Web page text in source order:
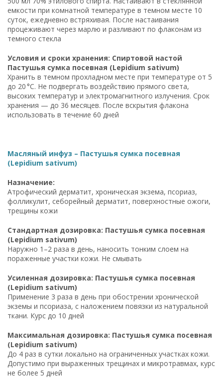
емкости при комнатной температуре в темном месте 10
суток, ежедневно встряхивая. После настаивания
процеживают через марлю и разливают по флаконам из
темного стекла
Условия и сроки хранения: Спиртовой настой
Пастушья сумка посевная (Lepidium sativum)
Хранить в темном прохладном месте при температуре от 5
до 20 °C. Не подвергать воздействию прямого света,
высоких температур и электромагнитного излучения. Срок
хранения — до 36 месяцев. После вскрытия флакона
использовать в течение 60 дней
Масляный инфуз – Пастушья сумка посевная
(Lepidium sativum)
Назначение:
Атрофический дерматит, хроническая экзема, псориаз,
фолликулит, себорейный дерматит, поверхностные ожоги,
трещины кожи
Стандартная дозировка: Пастушья сумка посевная
(Lepidium sativum)
Наружно 1–2 раза в день, наносить тонким слоем на
пораженные участки кожи. Не смывать
Усиленная дозировка: Пастушья сумка посевная
(Lepidium sativum)
Применение 3 раза в день при обострении хронической
экземы и псориаза, с наложением повязки из натуральной
ткани. Курс до 10 дней
Максимальная дозировка: Пастушья сумка посевная
(Lepidium sativum)
До 4 раз в сутки локально на ограниченных участках кожи.
Допустимо при выраженных трещинах и микротравмах, курс
не более 5 дней